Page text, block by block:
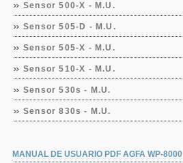
Sensor 500-X - M.U.
Sensor 505-D - M.U.
Sensor 505-X - M.U.
Sensor 510-X - M.U.
Sensor 530s - M.U.
Sensor 830s - M.U.
MANUAL DE USUARIO PDF AGFA WP-8000